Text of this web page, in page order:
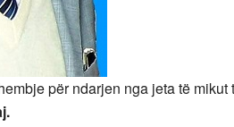
për ndarjen nga jeta të